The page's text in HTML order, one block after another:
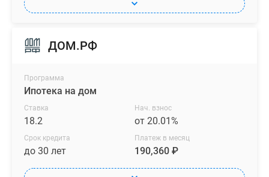
ДОМ.РФ
Программа
Ипотека на дом
Ставка
18.2
Нач. взнос
от 20.01%
Срок кредита
до 30 лет
Платеж в месяц
190,360 ₽